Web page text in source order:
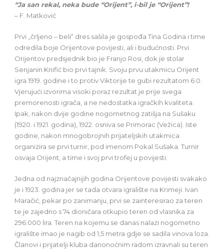
“Ja san rekal, neka bude “Orijent”, i-bil je “Orijent”!
– F. Matković
Prvi „črljeno – beli“ dres sašila je gospođa Tina Godina i time
odredila boje Orijentove povijesti, ali i budućnosti. Prvi
Orijentov predsjednik bio je Franjo Rosi, dok je stolar
Senjanin Knifić bio prvi tajnik. Svoju prvu utakmicu Orijent
igra 1919. godine i to protiv Viktorije te gubi rezultatom 6:0.
Vjerujući izvorima visoki poraz rezultat je prije svega
premorenosti igrača, a ne nedostatka igračkih kvaliteta.
Ipak, nakon dvije godine nogometnog zatišja na Sušaku
(1920. i 1921. godina), 1922. osniva se Primorac (Vežica). Iste
godine, nakon mnogobrojnih prijateljskih utakmica
organizira se prvi turnir, pod imenom Pokal Sušaka. Turnir
osvaja Orijent, a time i svoj prvi trofej u povijesti.
Jedna od najznačajnijih godina Orijentove povijesti svakako
je i 1923. godina jer se tada otvara igralište na Krimeji. Ivan
Maračić, pekar po zanimanju, prvi se zainteresirao za teren
te je zajedno s 74 dioničara otkupio teren od vlasnika za
296.000 lira. Teren na kojemu se danas nalazi nogometno
igralište imao je nagib od 1,5 metra gdje se sadila vinova loza.
Članovi i prijatelji kluba danonoćnim radom izravnali su teren